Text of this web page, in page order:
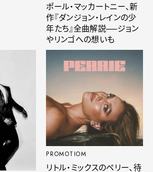
ポール・マッカートニー、新
作『ダンジョン・レインの少
年たち』全曲解説──ジョン
やリンゴへの想いも
PROMOTIOM
リトル・ミックスのペリー、待